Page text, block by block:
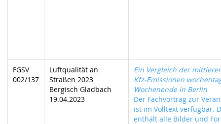
FGSV
002/137
Luftqualität an
Straßen 2023
Bergisch Gladbach
19.04.2023
Ein Vergleich der
Kfz-Emissionen
Wochenende in Berlin
Der Fachvortrag zur
ist im Volltext verfügbar.
enthält alle Bilder und